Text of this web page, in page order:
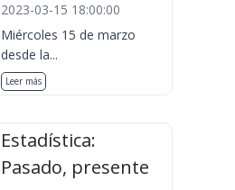
2023-03-15 18:00:00
Miércoles 15 de marzo
desde la...
Leer más
Estadística:
Pasado, presente